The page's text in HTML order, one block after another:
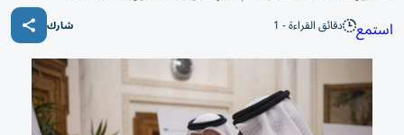
استمع دقائق القراءة - 1 شارك